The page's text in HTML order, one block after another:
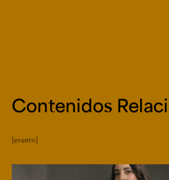
Contenidos
evento